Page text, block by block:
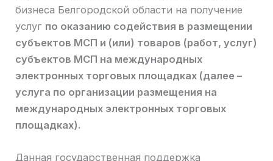
бизнеса Белгородской области на получение
услуг по оказанию содействия в размещении
субъектов МСП и (или) товаров (работ, услуг)
субъектов МСП на международных
электронных торговых площадках (далее –
услуга по организации размещения на
международных электронных торговых
площадках).
Данная государственная поддержка